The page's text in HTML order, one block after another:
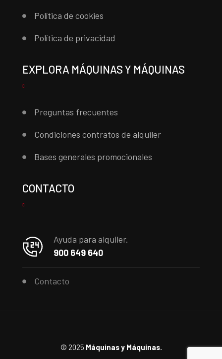
Política de cookies
Política de privacidad
EXPLORA MÁQUINAS Y MÁQUINAS
Preguntas frecuentes
Condiciones contratos de alquiler
Bases generales promocionales
CONTACTO
Ayuda para alquiler.
900 649 640
Contacto
© 2025 Máquinas y Máquinas.